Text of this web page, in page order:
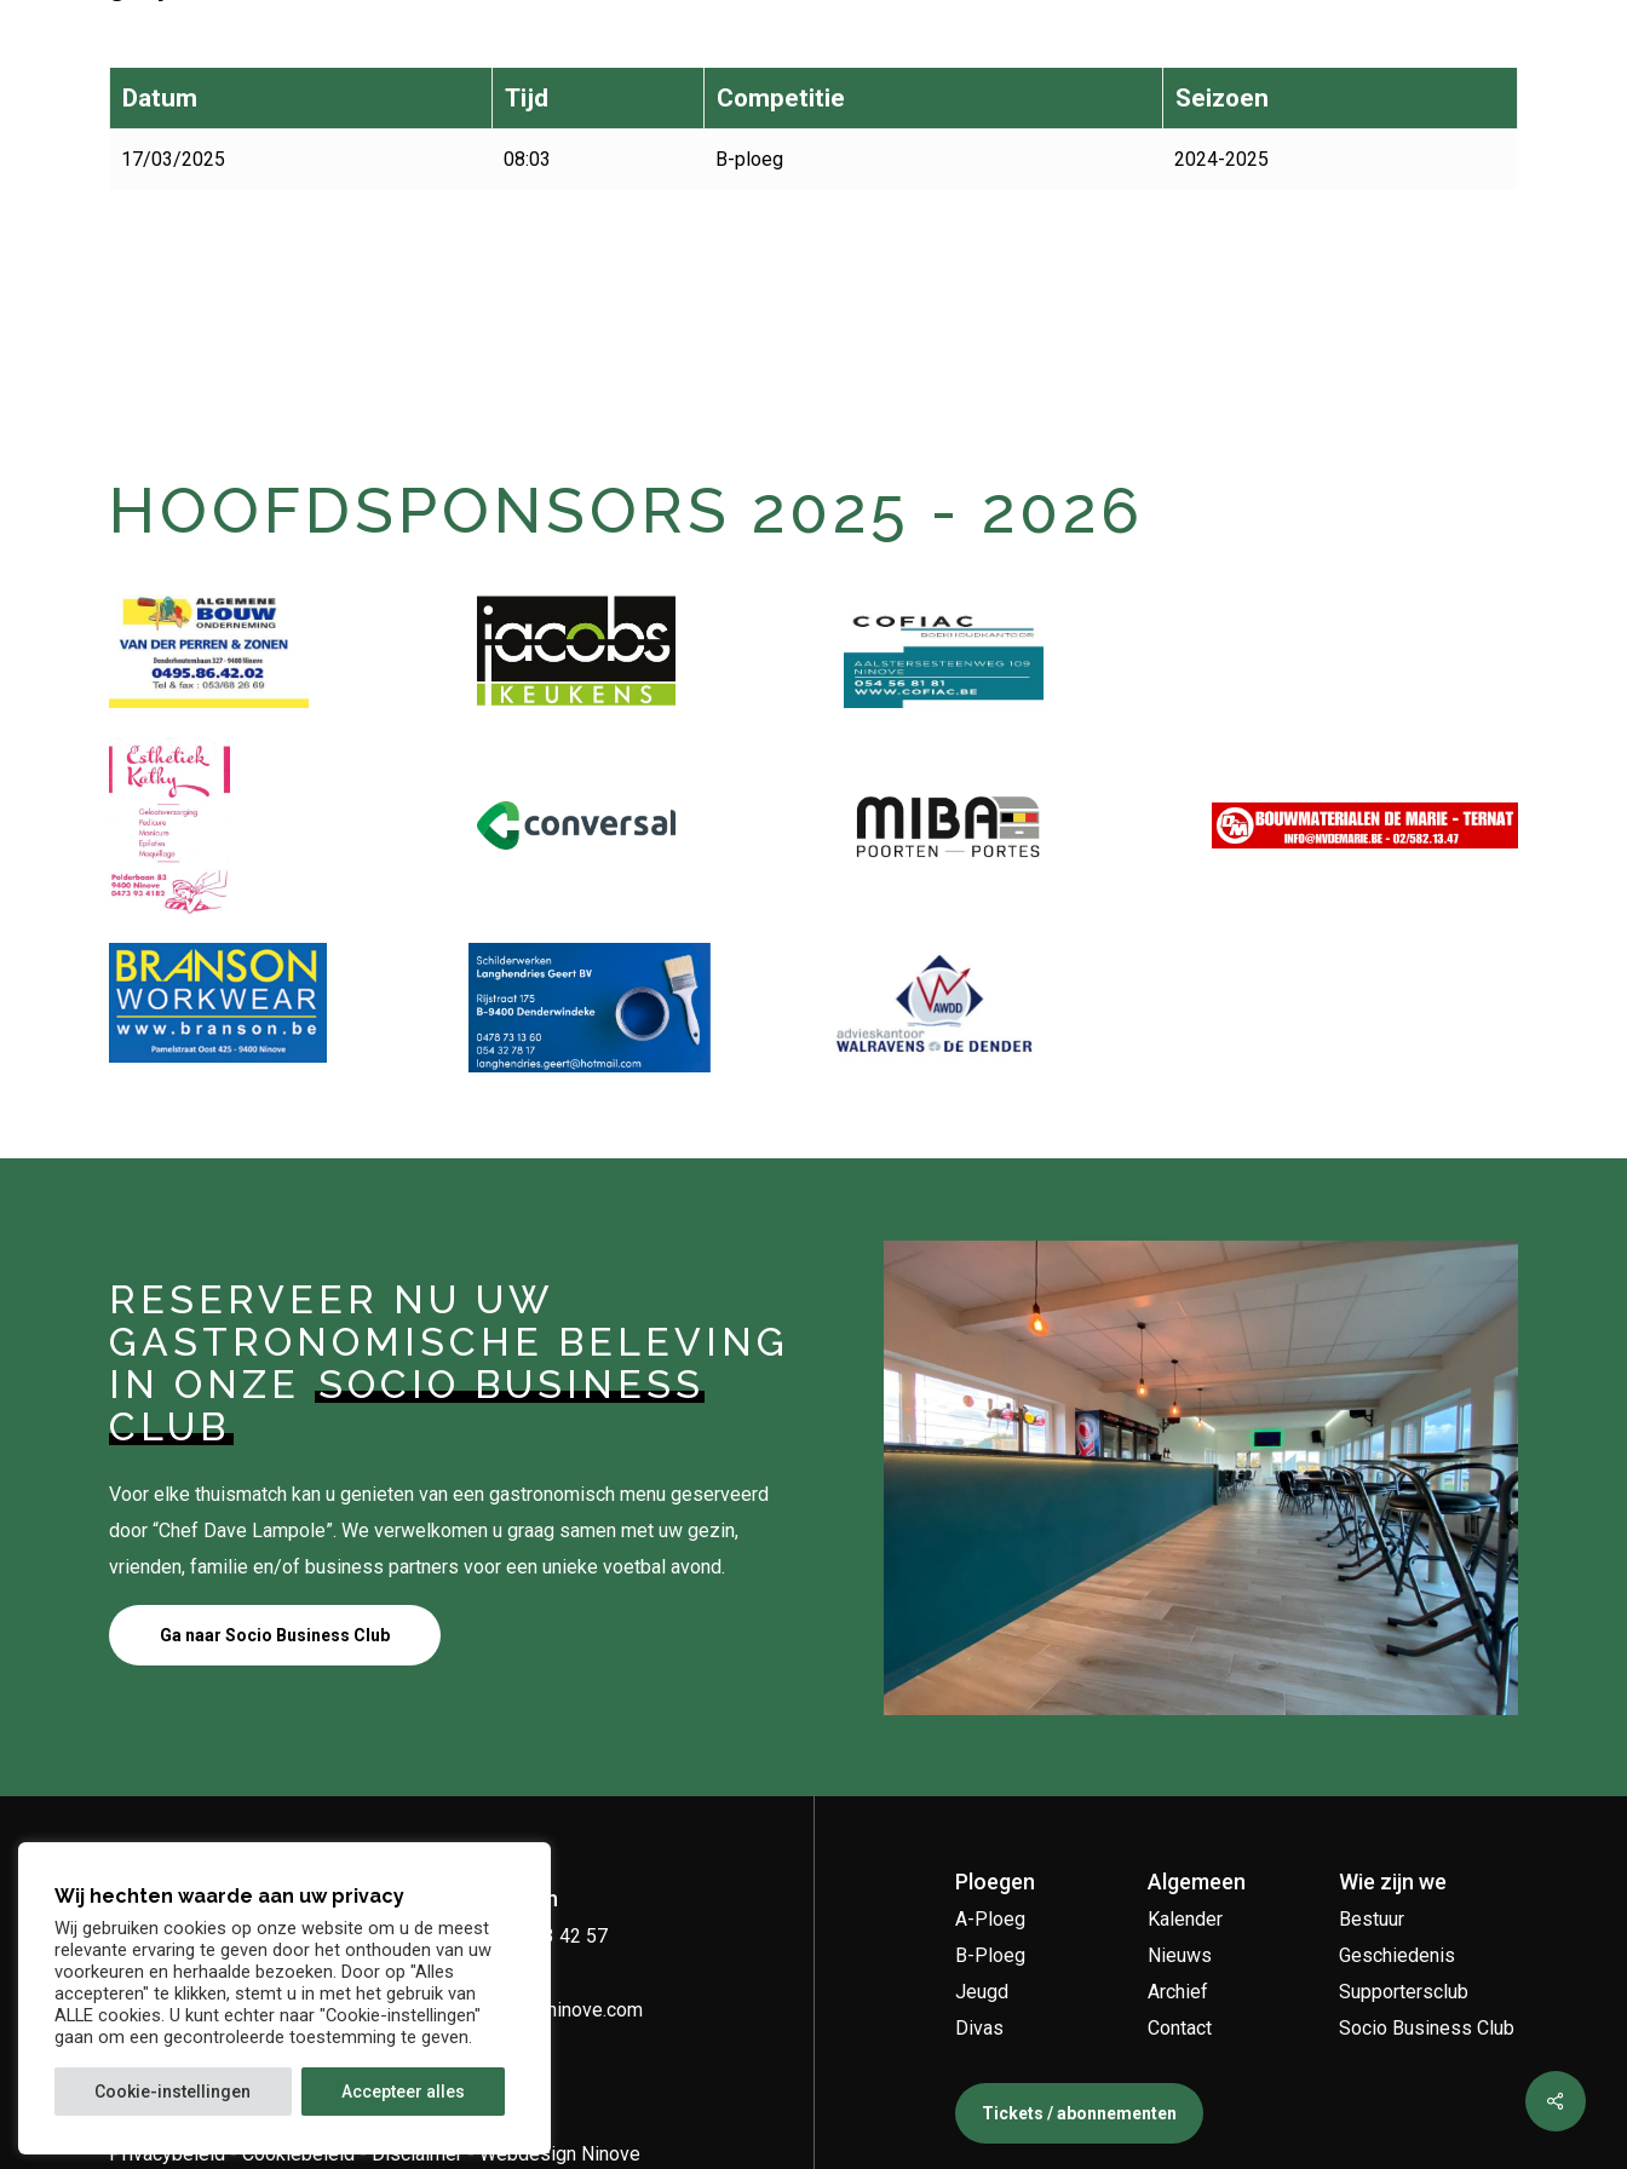
Datum Tijd Competitie Seizoen
17/03/2025 08:03 B-ploeg 2024-2025
HOOFDSPONSORS 2025 - 2026
RESERVEER NU UW
GASTRONOMISCHE BELEVING
IN ONZESOCIO BUSINESS
CLUB
Voor elke thuismatch kan u genieten van een gastronomisch menu geserveerd
door “Chef Dave Lampole”. We verwelkomen u graag samen met uw gezin,
vrienden, familie en/of business partners voor een unieke voetbal avond.
Ga naar Socio Business Club
Adres
Denderstraat, z/n
9402 Ninove
Telefoon
+32 54 33 42 57
info@kvkninove.com
Privacybeleid-Cookiebeleid-Disclaimer-Webdesign Ninove
Ploegen
A-Ploeg
B-Ploeg
Jeugd
Divas
Algemeen
Kalender
Nieuws
Archief
Contact
Wie zijn we
Bestuur
Geschiedenis
Supportersclub
Socio Business Club
Tickets / abonnementen
Wij hechten waarde aan uw privacy
Wij gebruiken cookies op onze website om u de meest
relevante ervaring te geven door het onthouden van uw
voorkeuren en herhaalde bezoeken. Door op "Alles
accepteren" te klikken, stemt u in met het gebruik van
ALLE cookies. U kunt echter naar "Cookie-instellingen"
gaan om een gecontroleerde toestemming te geven.
Cookie-instellingen Accepteer alles